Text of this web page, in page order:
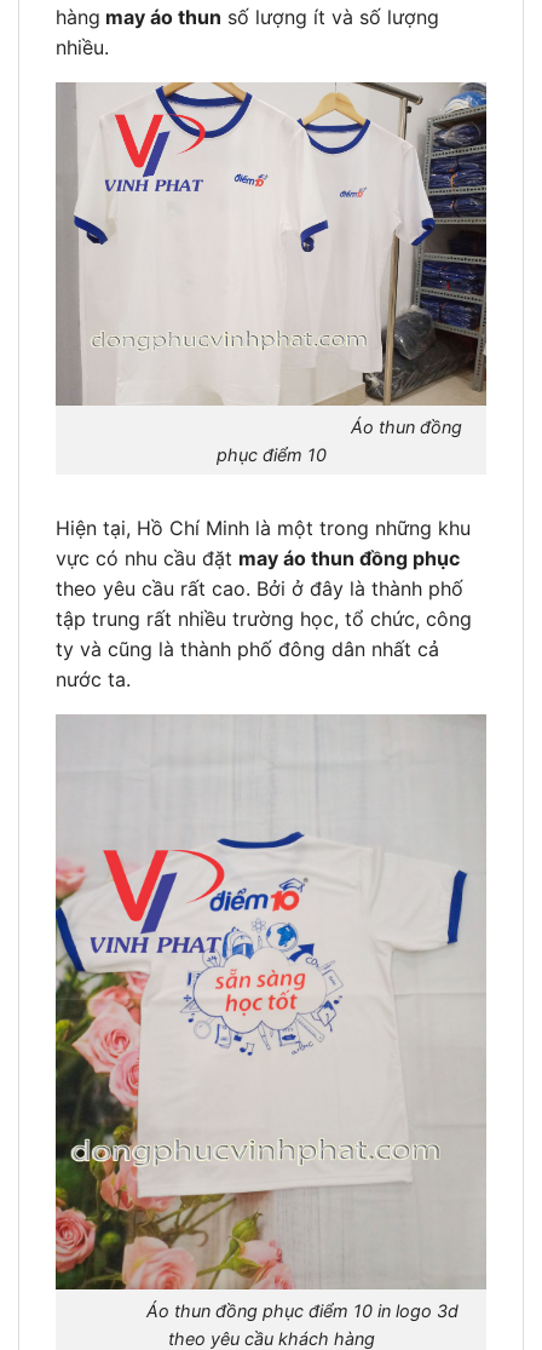
hàng may áo thun số lượng ít và số lượng
nhiều.
Áo thun đồng
phục điểm 10
Hiện tại, Hồ Chí Minh là một trong những khu
vực có nhu cầu đặt may áo thun đồng phục
theo yêu cầu rất cao. Bởi ở đây là thành phố
tập trung rất nhiều trường học, tổ chức, công
ty và cũng là thành phố đông dân nhất cả
nước ta.
Áo thun đồng phục điểm 10 in logo 3d
theo yêu cầu khách hàng